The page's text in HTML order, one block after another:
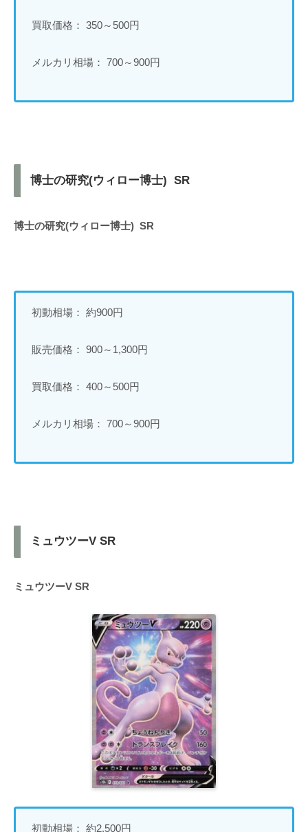
買取価格： 350～500円
メルカリ相場： 700～900円
博士の研究(ウィロー博士) SR
博士の研究(ウィロー博士) SR
初動相場： 約900円
販売価格： 900～1,300円
買取価格： 400～500円
メルカリ相場： 700～900円
ミュウツーV SR
ミュウツーV SR
初動相場： 約2,500円